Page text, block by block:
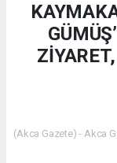
(Akca Gazete) - Akca